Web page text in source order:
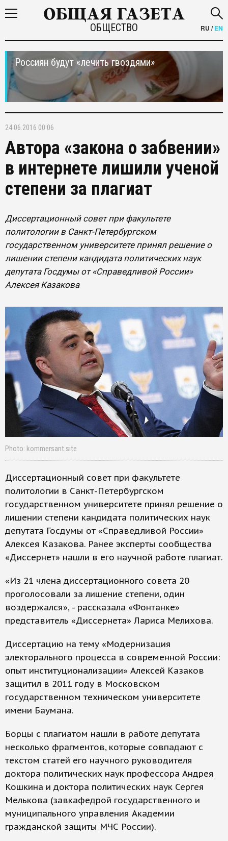
ОБЩЕСТВО RU /EN
Россиян будут «лечить гвоздями»
24.06.2016 00:06
Автора «закона о забвении»
в интернете лишили ученой
степени за плагиат
Диссертационный совет при факультете
политологии в Санкт-Петербургском
государственном университете принял решение о
лишении степени кандидата политических наук
депутата Госдумы от «Справедливой России»
Алексея Казакова
Photo: kommersant.site
Диссертационный совет при факультете
политологии в Санкт-Петербургском
государственном университете принял решение о
лишении степени кандидата политических наук
депутата Госдумы от «Справедливой России»
Алексея Казакова. Ранее эксперты сообщества
«Диссернет» нашли в его научной работе плагиат.
«Из 21 члена диссертационного совета 20
проголосовали за лишение степени, один
воздержался», - рассказала «Фонтанке»
представитель «Диссернета» Лариса Мелихова.
Диссертацию на тему «Модернизация
электорального процесса в современной России:
опыт институционализации» Алексей Казаков
защитил в 2011 году в Московском
государственном техническом университете
имени Баумана.
Борцы с плагиатом нашли в работе депутата
несколько фрагментов, которые совпадают с
текстом статей его научного руководителя
доктора политических наук профессора Андрея
Кошкина и доктора политических наук Сергея
Мелькова (завкафедрой государственного и
муниципального управления Академии
гражданской защиты МЧС России).